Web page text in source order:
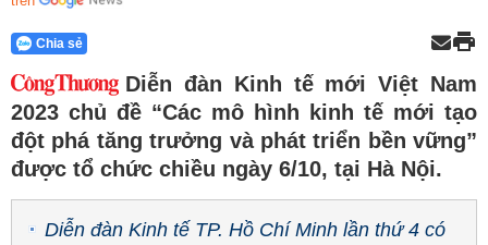
Chia sẻ
Diễn đàn Kinh tế mới Việt Nam
2023 chủ đề “Các mô hình kinh tế mới tạo
đột phá tăng trưởng và phát triển bền vững”
được tổ chức chiều ngày 6/10, tại Hà Nội.
Diễn đàn Kinh tế TP. Hồ Chí Minh lần thứ 4 có